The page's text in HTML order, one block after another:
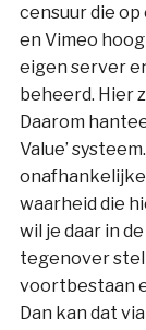
censuur die
en Vimeo
eigen server
beheerd. Hier
Daarom
Value’
waarheid die
wil je daar in
tegenover
voortbestaan
Dan kan dat